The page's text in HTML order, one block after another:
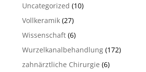
Uncategorized (10)
Vollkeramik(27)
Wissenschaft(6)
Wurzelkanalbehandlung(172)
zahnärztliche Chirurgie (6)